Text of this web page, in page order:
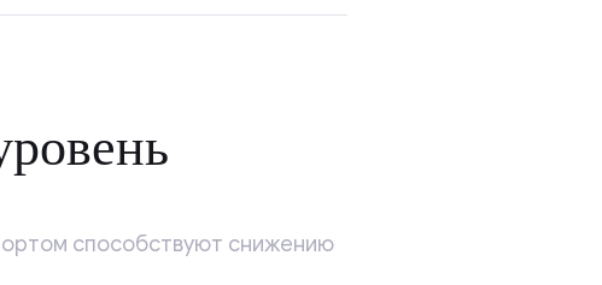
способствуют снижению